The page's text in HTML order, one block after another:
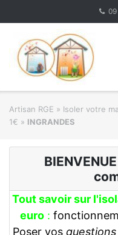
Artisan RGE » Isoler votre
1€ » INGRANDES
Tout savoir sur
euro :
Poser vos questions